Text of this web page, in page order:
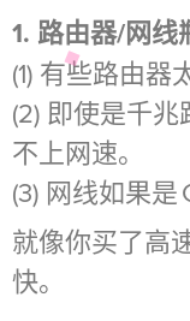
1. 路由器/网线
(1) 有些路由器
(2) 即使是千
不上网速。
(3) 网线如果是
就像你买了高
快。